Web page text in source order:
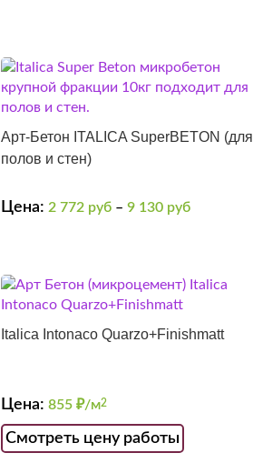
Арт-Бетон ITALICA SuperBETON (для
полов и стен)
Цена: 2 772 руб – 9 130 руб
Italica Intonaco Quarzo+Finishmatt
Цена: 855 ₽/м2
Смотреть цену работы